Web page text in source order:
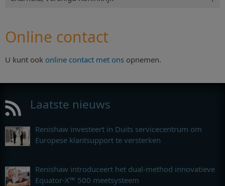
Online contact
U kunt ook online contact met ons opnemen.
Laatste nieuws
Renishaw investeert in Duits servicecentrum om
Europese klantsupport te versterken
Renishaw introduceert het dual-method innovatieve
Equator-X™ 500 meetsysteem